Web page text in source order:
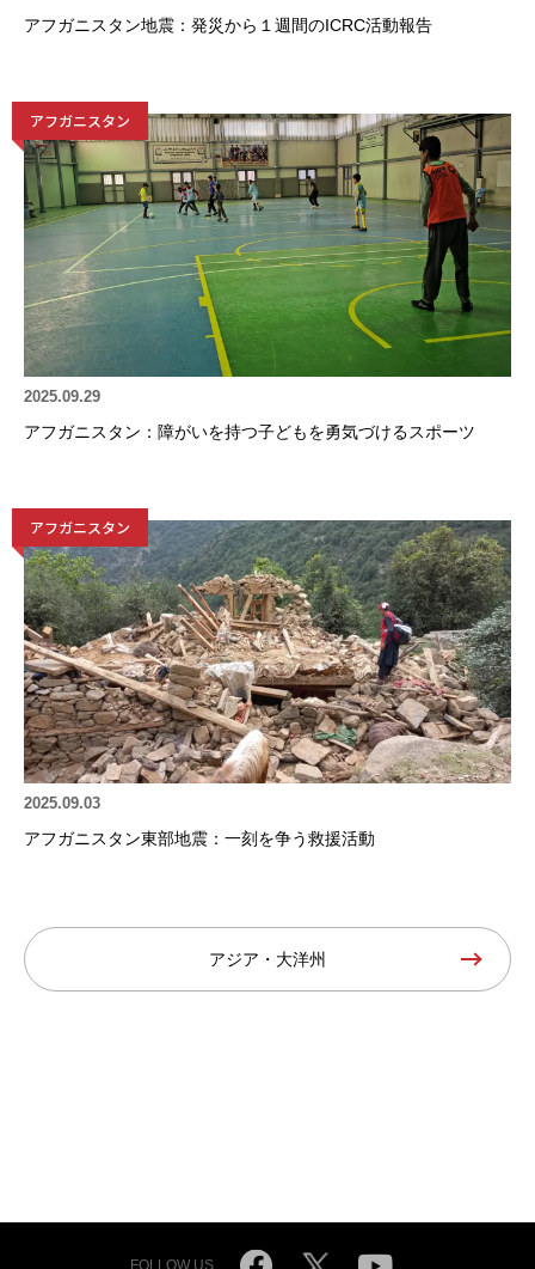
アフガニスタン地震：発災から１週間のICRC活動報告
アフガニスタン
2025.09.29
アフガニスタン：障がいを持つ子どもを勇気づけるスポーツ
アフガニスタン
2025.09.03
アフガニスタン東部地震：一刻を争う救援活動
アジア・大洋州
FOLLOW US